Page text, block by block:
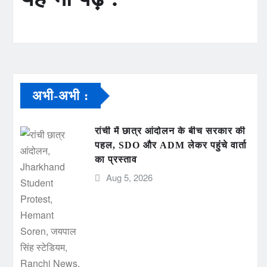
अभी-अभी :
रांची में छात्र आंदोलन के बीच सरकार की
पहल, SDO और ADM लेकर पहुंचे वार्ता
का प्रस्ताव
Aug 5, 2026